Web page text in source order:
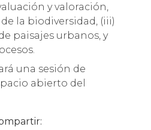
y valoración,
la biodiversidad, (iii)
paisajes urbanos, y
una sesión de
abierto del